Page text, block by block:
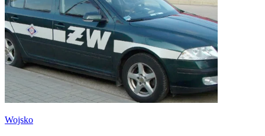
Wojsko